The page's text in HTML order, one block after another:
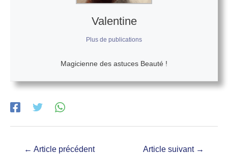
Valentine
Plus de publications
Magicienne des astuces Beauté !
← Article précédent Article suivant →